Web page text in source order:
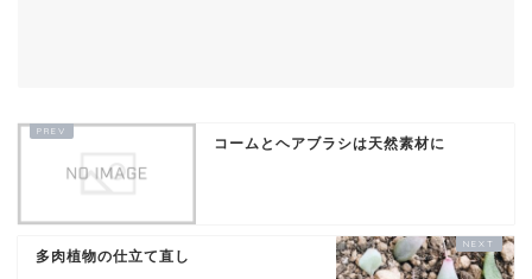
コームとヘアブラシは天然素材に
多肉植物の仕立て直し